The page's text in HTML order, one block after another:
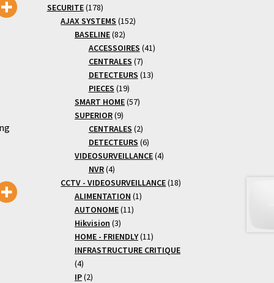
produits
SECURITE 178178
produits
AJAX SYSTEMS 152152
BASELINE 8282
produits
ACCESSOIRES 4141
CENTRALES 77
produits
DETECTEURS 1313
PIECES 1919
produits
SMART HOME 5757
SUPERIOR 99
produits
CENTRALES 22
produits
DETECTEURS 66
produits
VIDEOSURVEILLANCE 44
NVR 44
produits
CCTV - VIDEOSURVEILLANCE 1818
ALIMENTATION 11
AUTONOME 1111
Hikvision 33
produits
HOME - FRIENDLY 1111
produits
INFRASTRUCTURE CRITIQUE
44
produits
IP 22